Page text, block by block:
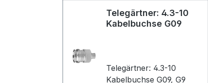
Telegärtner: 4.3-10
Kabelbuchse G09
Telegärtner: 4.3-10
Kabelbuchse G09, G9